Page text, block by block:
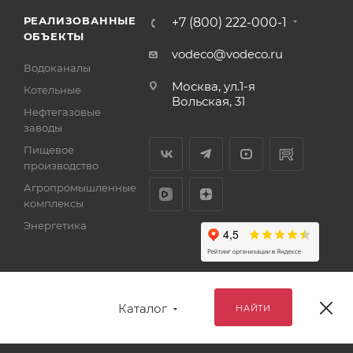
РЕАЛИЗОВАННЫЕ
ОБЪЕКТЫ
Водоканалы
Котельные
Нефтегазовые
заводы
Пищевое
производство
Агропромышленные
комплексы
Энергетика
+7 (800) 222-000-1
vodeco@vodeco.ru
Москва, ул.1-я
Вольская, 31
НАЙТИ
Каталог